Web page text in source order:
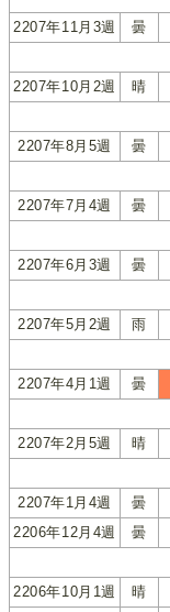
2207年11月3週 曇
2207年10月2週 晴
2207年8月5週 曇
2207年7月4週 曇
2207年6月3週 曇
2207年5月2週 雨
2207年4月1週 曇
2207年2月5週 晴
2207年1月4週 曇
2206年12月4週
曇
2206年10月1週 晴